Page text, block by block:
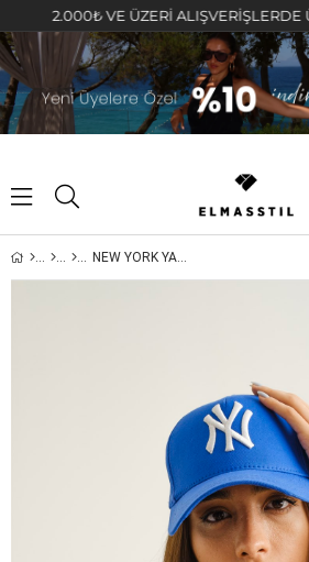
2.000₺ VE ÜZERİ ALIŞVERİŞLERDE
NEW YORK YANKESS KEP ŞAPKA